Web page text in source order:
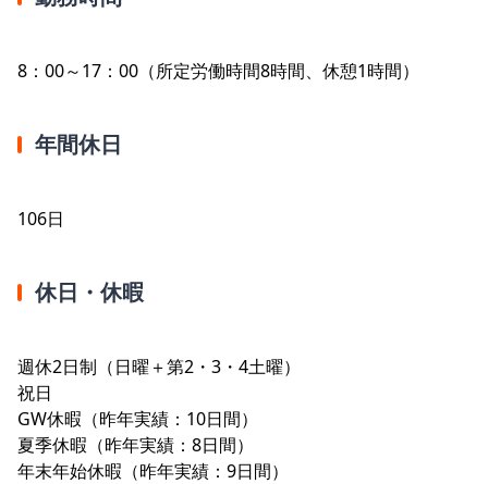
8：00～17：00（所定労働時間8時間、休憩1時間）
年間休日
106日
休日・休暇
週休2日制（日曜＋第2・3・4土曜）
祝日
GW休暇（昨年実績：10日間）
夏季休暇（昨年実績：8日間）
年末年始休暇（昨年実績：9日間）